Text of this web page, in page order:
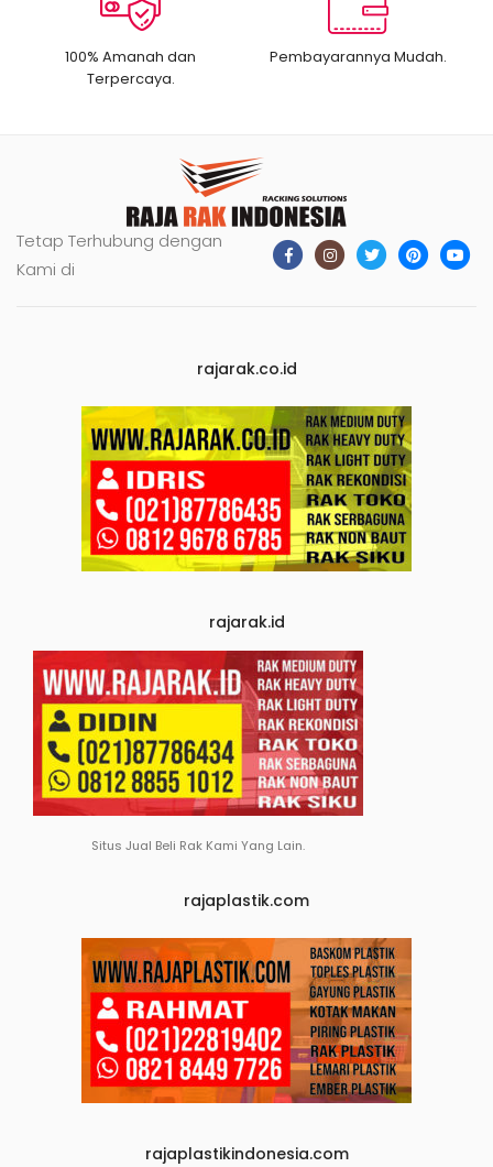
100% Amanah dan
Terpercaya.
Pembayarannya Mudah.
Tetap Terhubung dengan
Kami di
rajarak.co.id
rajarak.id
Situs Jual Beli Rak Kami Yang Lain.
rajaplastik.com
rajaplastikindonesia.com